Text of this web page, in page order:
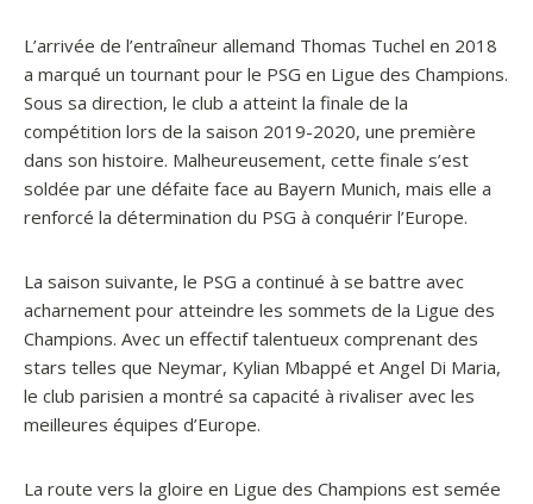
L’arrivée de l’entraîneur allemand Thomas Tuchel en 2018
a marqué un tournant pour le PSG en Ligue des Champions.
Sous sa direction, le club a atteint la finale de la
compétition lors de la saison 2019-2020, une première
dans son histoire. Malheureusement, cette finale s’est
soldée par une défaite face au Bayern Munich, mais elle a
renforcé la détermination du PSG à conquérir l’Europe.
La saison suivante, le PSG a continué à se battre avec
acharnement pour atteindre les sommets de la Ligue des
Champions. Avec un effectif talentueux comprenant des
stars telles que Neymar, Kylian Mbappé et Angel Di Maria,
le club parisien a montré sa capacité à rivaliser avec les
meilleures équipes d’Europe.
La route vers la gloire en Ligue des Champions est semée